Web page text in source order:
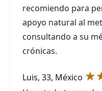
recomiendo para
apoyo natural al
consultando a su
crónicas.
Luis, 33, México